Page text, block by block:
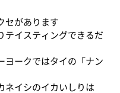
セがあります
テイスティングできるだ
ヨークではタイの「ナン
ネイシのイカいしりは